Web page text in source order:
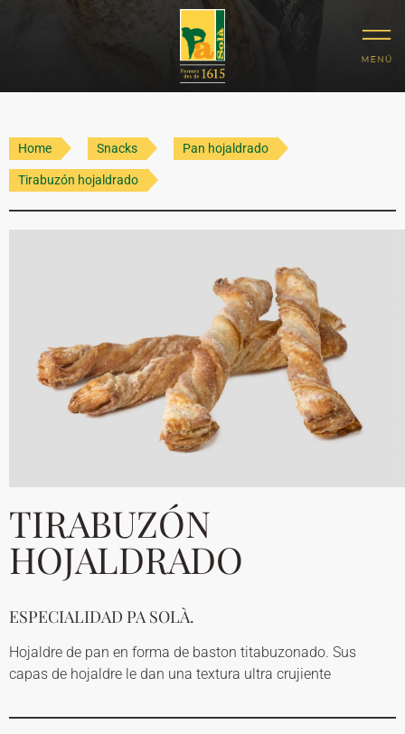
Home Snacks Pan hojaldrado
Tirabuzón hojaldrado
TIRABUZÓN
HOJALDRADO
ESPECIALIDAD PA SOLÀ.
Hojaldre de pan en forma de baston titabuzonado. Sus
capas de hojaldre le dan una textura ultra crujiente